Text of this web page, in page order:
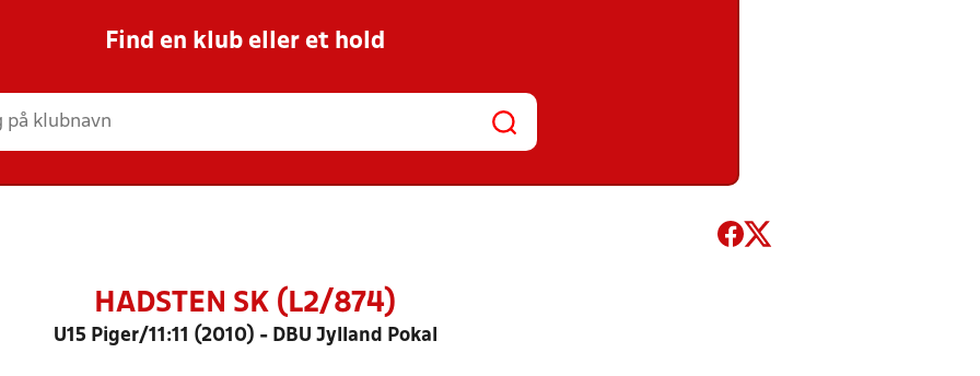
Find en klub eller et hold
HADSTEN SK (L2/874)
U15 Piger/11:11 (2010) - DBU Jylland Pokal